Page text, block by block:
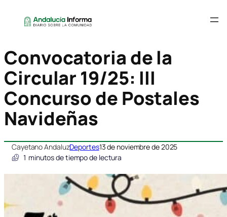
Convocatoria de la
Circular 19/25: III
Concurso de Postales
Navideñas
Cayetano AndaluzDeportes13 de noviembre de 2025
1 minutos de tiempo de lectura